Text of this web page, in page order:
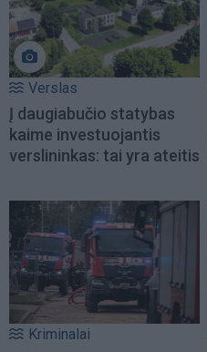
Verslas
Į daugiabučio statybas
kaime investuojantis
verslininkas: tai yra ateitis
Kriminalai